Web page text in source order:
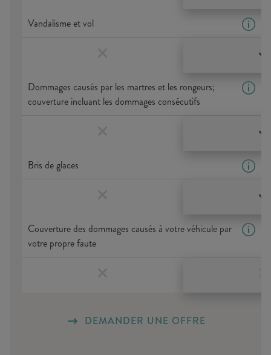
Vandalisme et vol
Dommages causés par les martres et les rongeurs;
couverture incluant les dommages consécutifs
Bris de glaces
Couverture des dommages causés à votre véhicule par
votre propre faute
DEMANDER UNE OFFRE